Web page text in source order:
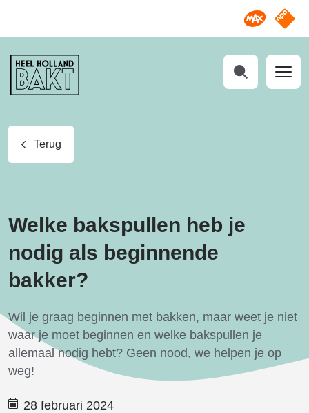
Omroep
NPO
Heel
Holland
Bakt
Terug
Welke bakspullen heb je
nodig als beginnende
bakker?
Wil je graag beginnen met bakken, maar weet je niet
waar je moet beginnen en welke bakspullen je
allemaal nodig hebt? Geen nood, we helpen je op
weg!
28 februari 2024